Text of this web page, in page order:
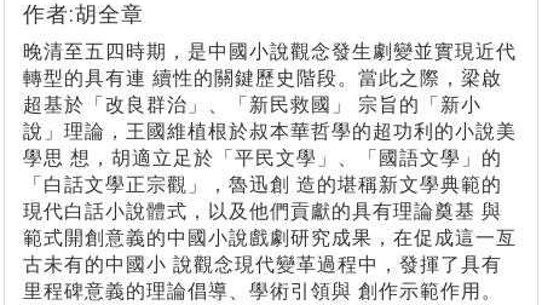
作者:胡全章
晚清至五四時期，是中國小說觀念發生劇變並實現近代
轉型的具有連 續性的關鍵歷史階段。當此之際，梁啟
超基於「改良群治」、「新民救國」 宗旨的「新小
說」理論，王國維植根於叔本華哲學的超功利的小說美
學思 想，胡適立足於「平民文學」、「國語文學」的
「白話文學正宗觀」，魯迅創 造的堪稱新文學典範的
現代白話小說體式，以及他們貢獻的具有理論奠基 與
範式開創意義的中國小說戲劇研究成果，在促成這一亙
古未有的中國小 說觀念現代變革過程中，發揮了具有
里程碑意義的理論倡導、學術引領與 創作示範作用。